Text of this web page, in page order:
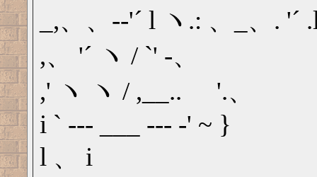
_,、、-‐'´ l ヽ.: 、_、. '´
,、 '´ ヽ / `' -、
,' ヽ ヽ / ,__.. ゙'.、
i ` --- ___ --- ‐' ~ }
l 、 i